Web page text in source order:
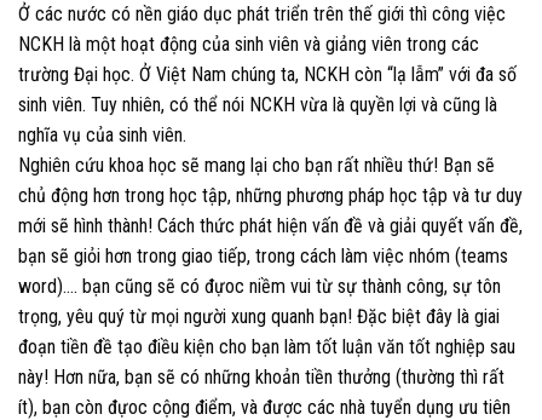
Ở các nước có nền giáo dục phát triển trên thế giới thì công việc
NCKH là một hoạt động của sinh viên và giảng viên trong các
trường Đại học. Ở Việt Nam chúng ta, NCKH còn “lạ lẫm” với đa số
sinh viên. Tuy nhiên, có thể nói NCKH vừa là quyền lợi và cũng là
nghĩa vụ của sinh viên.
Nghiên cứu khoa học sẽ mang lại cho bạn rất nhiều thứ! Bạn sẽ
chủ động hơn trong học tập, những phương pháp học tập và tư duy
mới sẽ hình thành! Cách thức phát hiện vấn đề và giải quyết vấn đề,
bạn sẽ giỏi hơn trong giao tiếp, trong cách làm việc nhóm (teams
word)…. bạn cũng sẽ có đựoc niềm vui từ sự thành công, sự tôn
trọng, yêu quý từ mọi người xung quanh bạn! Đặc biệt đây là giai
đoạn tiền đề tạo điều kiện cho bạn làm tốt luận văn tốt nghiệp sau
này! Hơn nữa, bạn sẽ có những khoản tiền thưởng (thường thì rất
ít), bạn còn đựoc cộng điểm, và được các nhà tuyển dụng ưu tiên